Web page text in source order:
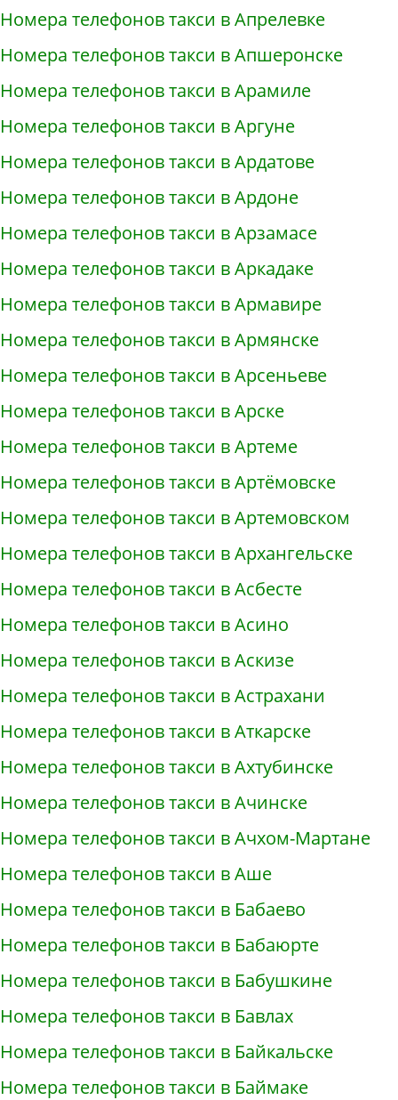
Номера телефонов такси в Апрелевке
Номера телефонов такси в Апшеронске
Номера телефонов такси в Арамиле
Номера телефонов такси в Аргуне
Номера телефонов такси в Ардатове
Номера телефонов такси в Ардоне
Номера телефонов такси в Арзамасе
Номера телефонов такси в Аркадаке
Номера телефонов такси в Армавире
Номера телефонов такси в Армянске
Номера телефонов такси в Арсеньеве
Номера телефонов такси в Арске
Номера телефонов такси в Артеме
Номера телефонов такси в Артёмовске
Номера телефонов такси в Артемовском
Номера телефонов такси в Архангельске
Номера телефонов такси в Асбесте
Номера телефонов такси в Асино
Номера телефонов такси в Аскизе
Номера телефонов такси в Астрахани
Номера телефонов такси в Аткарске
Номера телефонов такси в Ахтубинске
Номера телефонов такси в Ачинске
Номера телефонов такси в Ачхом-Мартане
Номера телефонов такси в Аше
Номера телефонов такси в Бабаево
Номера телефонов такси в Бабаюрте
Номера телефонов такси в Бабушкине
Номера телефонов такси в Бавлах
Номера телефонов такси в Байкальске
Номера телефонов такси в Баймаке